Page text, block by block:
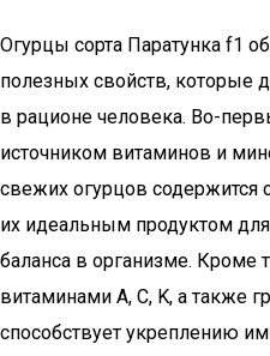
Огурцы сорта Паратунка f1
полезных свойств, которые
в рационе человека. Во-
источником витаминов и
свежих огурцов содержится
их идеальным продуктом
баланса в организме. Кроме
витаминами A, C, K, а также
способствует укреплению